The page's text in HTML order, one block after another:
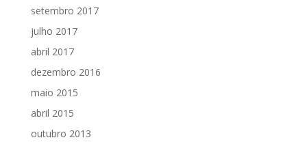
setembro 2017
julho 2017
abril 2017
dezembro 2016
maio 2015
abril 2015
outubro 2013